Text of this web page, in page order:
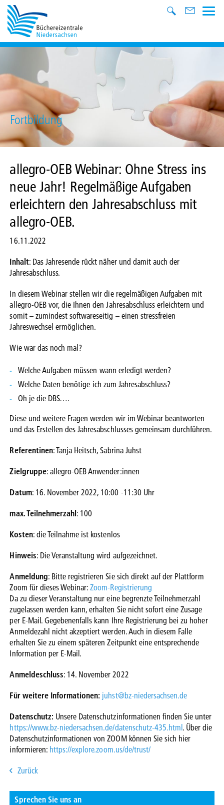
Fortbildung
allegro-OEB Webinar: Ohne Stress ins
neue Jahr! Regelmäßige Aufgaben
erleichtern den Jahresabschluss mit
allegro-OEB.
16.11.2022
Inhalt: Das Jahresende rückt näher und damit auch der
Jahresabschluss.
In diesem Webinar stellen wir die regelmäßigen Aufgaben mit
allegro-OEB vor, die Ihnen den Jahresabschluss erleichtern und
somit – zumindest softwareseitig – einen stressfreien
Jahreswechsel ermöglichen.
Wie war das noch mal?
Welche Aufgaben müssen wann erledigt werden?
Welche Daten benötige ich zum Jahresabschluss?
Oh je die DBS….
Diese und weitere Fragen werden wir im Webinar beantworten
und das Erstellen des Jahresabschlusses gemeinsam durchführen.
Referentinen: Tanja Heitsch, Sabrina Juhst
Zielgruppe: allegro-OEB Anwender:innen
Datum: 16. November 2022, 10:00 -11:30 Uhr
max. Teilnehmerzahl: 100
Kosten: die Teilnahme ist kostenlos
Hinweis: Die Veranstaltung wird aufgezeichnet.
Anmeldung: Bitte registrieren Sie sich direkt auf der Plattform
Zoom für dieses Webinar:Zoom-Registrierung
Da zu dieser Veranstaltung nur eine begrenzte Teilnehmerzahl
zugelassen werden kann, erhalten Sie nicht sofort eine Zusage
per E-Mail. Gegebenenfalls kann Ihre Registrierung bei zu hoher
Anmeldezahl nicht akzeptiert werden. Auch in diesem Falle
erhalten Sie zu einem späteren Zeitpunkt eine entsprechende
Information per E-Mail.
Anmeldeschluss: 14. November 2022
Für weitere Informationen: juhst@bz-niedersachsen.de
Datenschutz: Unsere Datenschutzinformationen finden Sie unter
https://www.bz-niedersachsen.de/datenschutz-435.html. Über die
Datenschutzinformationen von ZOOM können Sie sich hier
informieren: https://explore.zoom.us/de/trust/
Zurück
Sprechen Sie uns an